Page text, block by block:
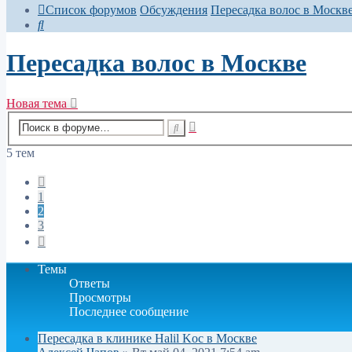
Список форумов Обсуждения Пересадка волос в
Поиск
Пересадка волос в Москве
Новая тема
5 тем
1
2
3
Темы
Ответы
Просмотры
Последнее сообщение
Пересадка в клинике Halil Koc в Москве